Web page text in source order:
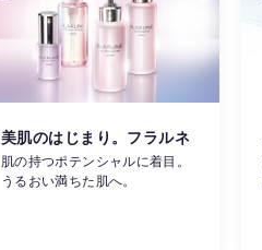
美肌のはじまり。フラルネ
肌の持つポテンシャルに着目。
うるおい満ちた肌へ。